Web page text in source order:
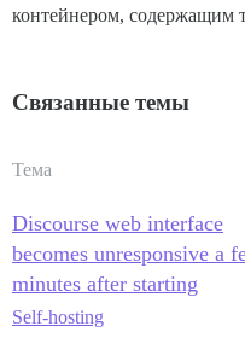
контейнером, содержащим
Связанные темы
Тема
Discourse web interface
becomes unresponsive a
minutes after starting
Self-hosting